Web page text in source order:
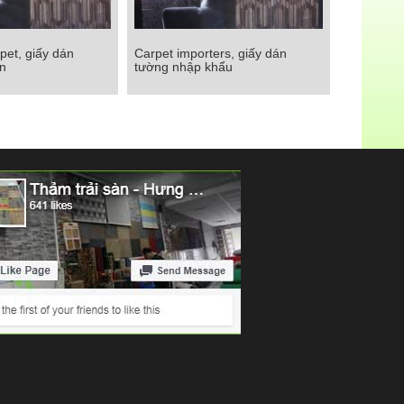
giấy dán tường
giấy dán
Carpet importers, giấy dán
Carpet importers, giấy dán
tường nhập khẩu